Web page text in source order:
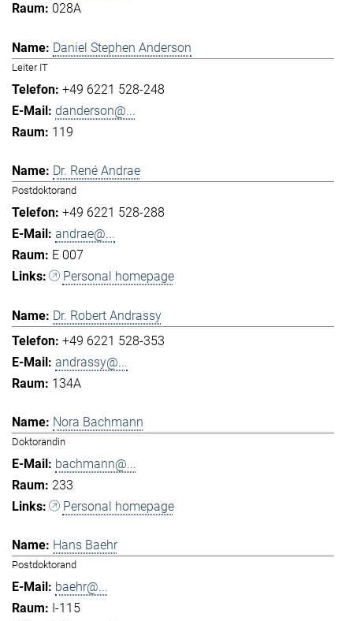
028A
Daniel Stephen Anderson
Leiter IT
+49 6221 528-248
danderson@...
119
Dr. René Andrae
Postdoktorand
+49 6221 528-288
andrae@...
E 007
Personal homepage
Dr. Robert Andrassy
+49 6221 528-353
andrassy@...
134A
Nora Bachmann
Doktorandin
bachmann@...
233
Personal homepage
Hans Baehr
Postdoktorand
baehr@...
I-115